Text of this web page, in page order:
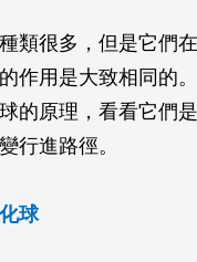
類很多，但是它們
作用是大致相同的
的原理，看看它們
行進路徑。
球